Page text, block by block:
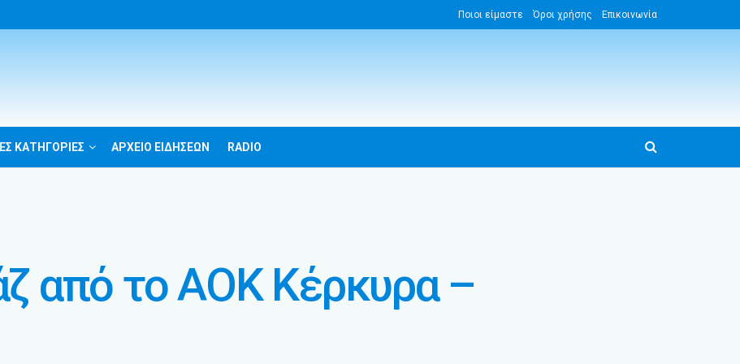
Ποιοι είμαστε Όροι χρήσης Επικοινωνία
ΚΑΤΗΓΟΡΙΕΣ ΑΡΧΕΙΟ ΕΙΔΗΣΕΩΝ RADIO
από το ΑΟΚ Κέρκυρα –